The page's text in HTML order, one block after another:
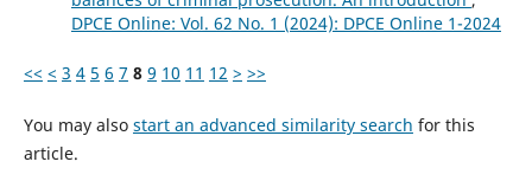
DPCE Online: Vol. 62 No. 1 (2024): DPCE Online 1-2024
<< < 3 4 5 6 7 8 9 10 11 12 > >>
You may also start an advanced similarity search for this
article.